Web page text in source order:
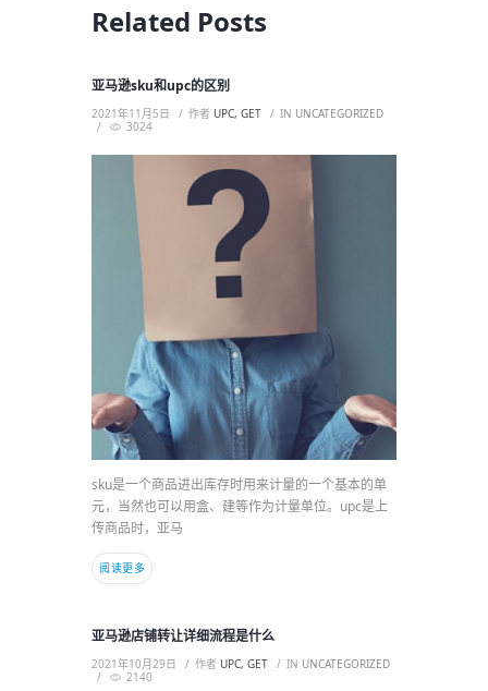
Related Posts
亚马逊sku和upc的区别
2021年11月5日 作者 UPC, GET IN UNCATEGORIZED
3024
sku是一个商品进出库存时用来计量的一个基本的单
元，当然也可以用盒、建等作为计量单位。upc是上
传商品时，亚马
阅读更多
亚马逊店铺转让详细流程是什么
2021年10月29日 作者 UPC, GET IN UNCATEGORIZED
2140